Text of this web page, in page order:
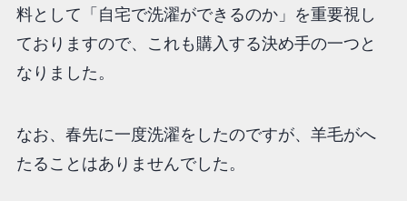
料として「自宅で洗濯ができるのか」を重要視し
ておりますので、これも購入する決め手の一つと
なりました。
なお、春先に一度洗濯をしたのですが、羊毛がへ
たることはありませんでした。